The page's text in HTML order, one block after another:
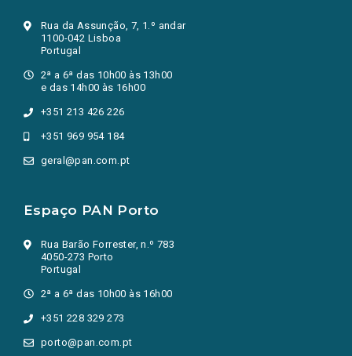
Rua da Assunção, 7, 1.º andar
1100-042 Lisboa
Portugal
2ª a 6ª das 10h00 às 13h00
e das 14h00 às 16h00
+351 213 426 226
+351 969 954 184
geral@pan.com.pt
Espaço PAN Porto
Rua Barão Forrester, n.º 783
4050-273 Porto
Portugal
2ª a 6ª das 10h00 às 16h00
+351 228 329 273
porto@pan.com.pt